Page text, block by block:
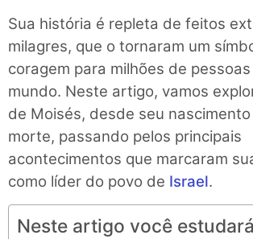
Sua história é repleta de feitos
milagres, que o tornaram um
coragem para milhões de
mundo. Neste artigo, vamos
de Moisés, desde seu
morte, passando pelos principais
acontecimentos que marcaram
como líder do povo de Israel.
Neste artigo você